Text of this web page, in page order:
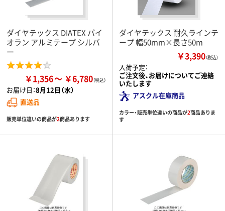
ダイヤテックス DIATEX パイ
オラン アルミテープ シルバ
ー
￥1,356 ￥6,780
お届け日：8月12日（水）
直送品
販売単位違いの商品が2商品あります
ダイヤテックス 耐久ラインテ
ープ 幅50mm×長さ50m
￥3,390（税込）
入荷予定：
ご注文後、お届けについてご連絡
いたします
アスクル在庫商品
カラー・販売単位違いの商品が2商品ありま
す